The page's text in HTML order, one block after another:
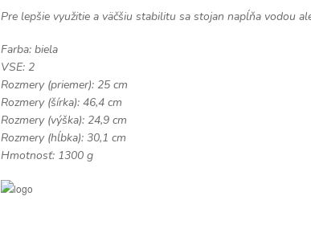
Pre lepšie využitie a väčšiu stabilitu sa stojan napĺňa vodou
Farba: biela
VSE: 2
Rozmery (priemer): 25 cm
Rozmery (šírka): 46,4 cm
Rozmery (výška): 24,9 cm
Rozmery (hĺbka): 30,1 cm
Hmotnosť: 1300 g